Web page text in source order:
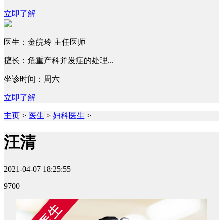
立即了解
医生：金皖玲 主任医师
擅长：危重产科并发症的处理...
坐诊时间：周六
立即了解
主页 > 医生 > 妇科医生 >
汪清
2021-04-07 18:25:55
9700